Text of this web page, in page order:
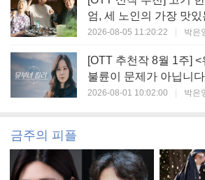
엄, 세 노인의 가장 맛
기>
2026-08-05 11:20:22 | 박은
[OTT 추천작 8월 1주]
불륜이 문제가 아닙니
2026-08-01 10:02:00 | 박은
금주의 피플